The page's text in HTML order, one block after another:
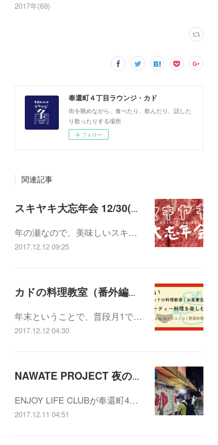
2017年(69)
奉還町４丁目ラウンジ・カド
街を眺めながら、食べたり、飲んだり、話した
り歌ったりする場所
フォロー
関連記事
スキヤキ大忘年会 12/30(土)18:00-21:30
年の瀬なので、美味しいスキ…
2017.12.12 09:25
カドの料理教室（番外編）「パーティー料理を楽しむ会」12/26(火)19:00-21:30
年末ということで、普段月1で…
2017.12.12 04:30
NAWATE PROJECT 夜の茶話会vol.6 「奉還町 幻の4丁目会議」12/19(火)19:30-21:00
ENJOY LIFE CLUBが奉還町4…
2017.12.11 04:51